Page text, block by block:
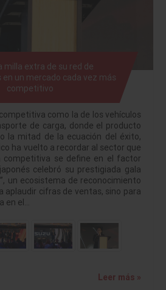
milla extra de su red de
en un mercado cada vez más
competitivo
como la de los vehículos
de carga, donde el producto
la mitad de la ecuación del éxito,
ha vuelto a recordar al sector que
competitiva se define en el factor
celebró su prestigiada gala
un ecosistema de reconocimiento
aplaudir cifras de ventas, sino para
en el…
Leer más »